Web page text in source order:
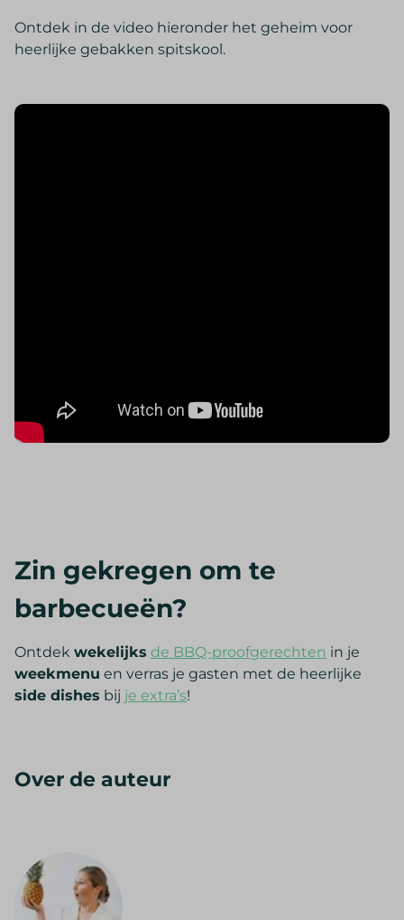
Ontdek in de video hieronder het geheim voor
heerlijke gebakken spitskool.
Zin gekregen om te
barbecueën?
Ontdek wekelijks de BBQ-proofgerechten in je
weekmenu en verras je gasten met de heerlijke
side dishes bij je extra’s!
Over de auteur